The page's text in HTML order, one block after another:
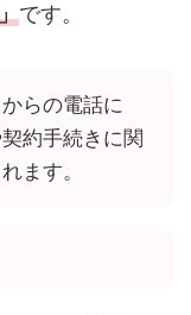
です。
らの電話に
約手続きに関
ます。